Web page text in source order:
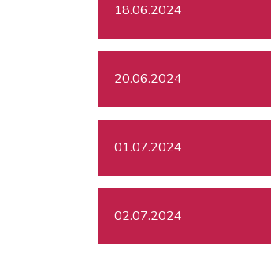
18.06.2024
20.06.2024
01.07.2024
02.07.2024